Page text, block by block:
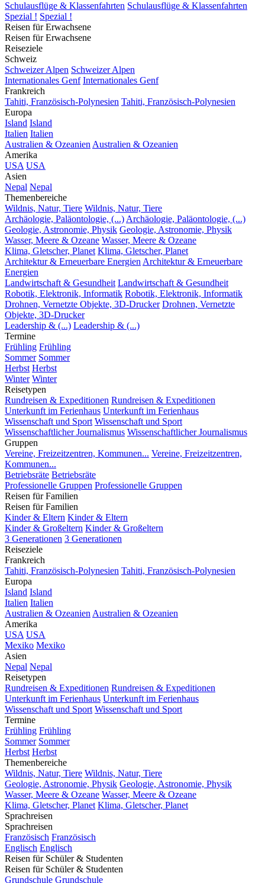
Schulausflüge & Klassenfahrten Schulausflüge & Klassenfahrten
Spezial ! Spezial !
Reisen für Erwachsene
Reisen für Erwachsene
Reiseziele
Schweiz
Schweizer Alpen Schweizer Alpen
Internationales Genf Internationales Genf
Frankreich
Tahiti, Französisch-Polynesien Tahiti, Französisch-Polynesien
Europa
Island Island
Italien Italien
Australien & Ozeanien Australien & Ozeanien
Amerika
USA USA
Asien
Nepal Nepal
Themenbereiche
Wildnis, Natur, Tiere Wildnis, Natur, Tiere
Archäologie, Paläontologie, (...) Archäologie, Paläontologie, (...)
Geologie, Astronomie, Physik Geologie, Astronomie, Physik
Wasser, Meere & Ozeane Wasser, Meere & Ozeane
Klima, Gletscher, Planet Klima, Gletscher, Planet
Architektur & Erneuerbare Energien Architektur & Erneuerbare
Energien
Landwirtschaft & Gesundheit Landwirtschaft & Gesundheit
Robotik, Elektronik, Informatik Robotik, Elektronik, Informatik
Drohnen, Vernetzte Objekte, 3D-Drucker Drohnen, Vernetzte
Objekte, 3D-Drucker
Leadership & (...) Leadership & (...)
Termine
Frühling Frühling
Sommer Sommer
Herbst Herbst
Winter Winter
Reisetypen
Rundreisen & Expeditionen Rundreisen & Expeditionen
Unterkunft im Ferienhaus Unterkunft im Ferienhaus
Wissenschaft und Sport Wissenschaft und Sport
Wissenschaftlicher Journalismus Wissenschaftlicher Journalismus
Gruppen
Vereine, Freizeitzentren, Kommunen... Vereine, Freizeitzentren,
Kommunen...
Betriebsräte Betriebsräte
Professionelle Gruppen Professionelle Gruppen
Reisen für Familien
Reisen für Familien
Kinder & Eltern Kinder & Eltern
Kinder & Großeltern Kinder & Großeltern
3 Generationen 3 Generationen
Reiseziele
Frankreich
Tahiti, Französisch-Polynesien Tahiti, Französisch-Polynesien
Europa
Island Island
Italien Italien
Australien & Ozeanien Australien & Ozeanien
Amerika
USA USA
Mexiko Mexiko
Asien
Nepal Nepal
Reisetypen
Rundreisen & Expeditionen Rundreisen & Expeditionen
Unterkunft im Ferienhaus Unterkunft im Ferienhaus
Wissenschaft und Sport Wissenschaft und Sport
Termine
Frühling Frühling
Sommer Sommer
Herbst Herbst
Themenbereiche
Wildnis, Natur, Tiere Wildnis, Natur, Tiere
Geologie, Astronomie, Physik Geologie, Astronomie, Physik
Wasser, Meere & Ozeane Wasser, Meere & Ozeane
Klima, Gletscher, Planet Klima, Gletscher, Planet
Sprachreisen
Sprachreisen
Französisch Französisch
Englisch Englisch
Reisen für Schüler & Studenten
Reisen für Schüler & Studenten
Grundschule Grundschule